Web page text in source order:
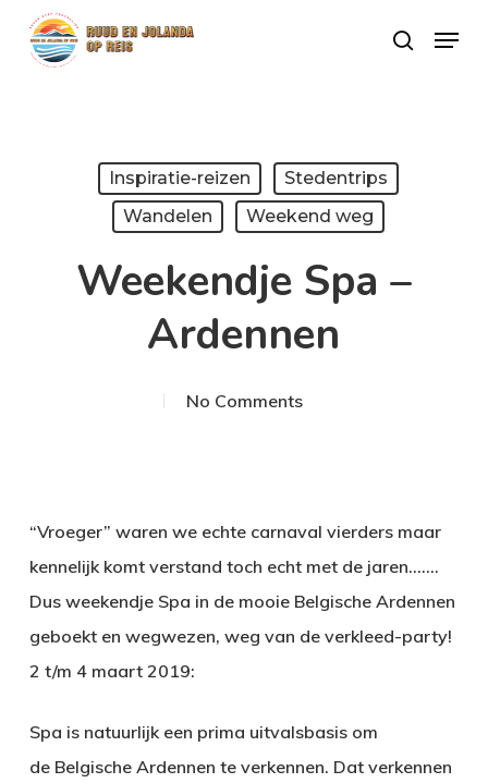
Skip
search
Menu
Inspiratie-reizen
Stedentrips
Wandelen
Weekend weg
Weekendje Spa –
Ardennen
No Comments
“Vroeger” waren we echte carnaval vierders maar
kennelijk komt verstand toch echt met de jaren…….
Dus weekendje Spa in de mooie Belgische Ardennen
geboekt en wegwezen, weg van de verkleed-party!
2 t/m 4 maart 2019:
Spa is natuurlijk een prima uitvalsbasis om
de Belgische Ardennen te verkennen. Dat verkennen